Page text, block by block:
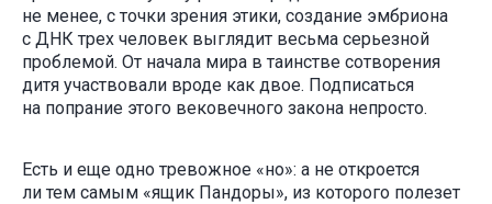
не менее, с точки зрения этики, создание эмбриона
с ДНК трех человек выглядит весьма серьезной
проблемой. От начала мира в таинстве сотворения
дитя участвовали вроде как двое. Подписаться
на попрание этого вековечного закона непросто.
Есть и еще одно тревожное «но»: а не откроется
ли тем самым «ящик Пандоры», из которого полезет